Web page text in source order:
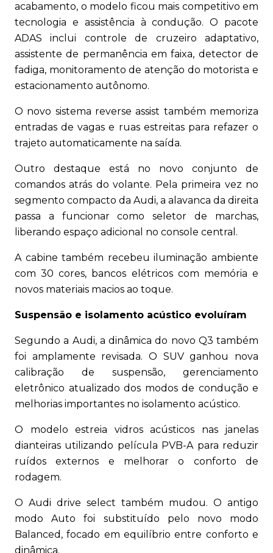
acabamento, o modelo ficou mais competitivo em
tecnologia e assistência à condução. O pacote
ADAS inclui controle de cruzeiro adaptativo,
assistente de permanência em faixa, detector de
fadiga, monitoramento de atenção do motorista e
estacionamento autônomo.
O novo sistema reverse assist também memoriza
entradas de vagas e ruas estreitas para refazer o
trajeto automaticamente na saída.
Outro destaque está no novo conjunto de
comandos atrás do volante. Pela primeira vez no
segmento compacto da Audi, a alavanca da direita
passa a funcionar como seletor de marchas,
liberando espaço adicional no console central.
A cabine também recebeu iluminação ambiente
com 30 cores, bancos elétricos com memória e
novos materiais macios ao toque.
Suspensão e isolamento acústico evoluíram
Segundo a Audi, a dinâmica do novo Q3 também
foi amplamente revisada. O SUV ganhou nova
calibração de suspensão, gerenciamento
eletrônico atualizado dos modos de condução e
melhorias importantes no isolamento acústico.
O modelo estreia vidros acústicos nas janelas
dianteiras utilizando película PVB-A para reduzir
ruídos externos e melhorar o conforto de
rodagem.
O Audi drive select também mudou. O antigo
modo Auto foi substituído pelo novo modo
Balanced, focado em equilíbrio entre conforto e
dinâmica.